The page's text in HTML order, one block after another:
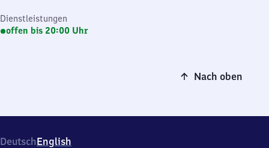
Dienstleistungen
offen bis 20:00 Uhr
Nach oben
DeutschEnglish